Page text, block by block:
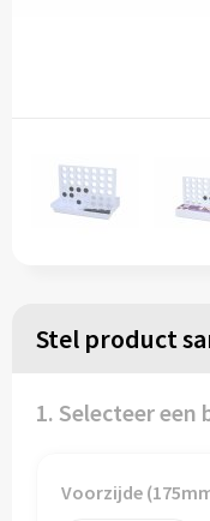
Stel product
1. Selecteer een
Voorzijde